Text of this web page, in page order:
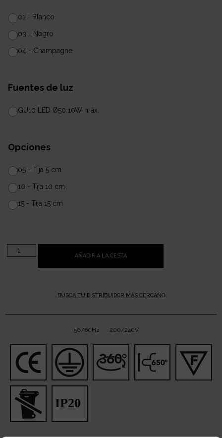
01 - Blanco
03 - Negro
04 - Champagne
Fuentes de luz
GU10 LED Ø50 10W máx.
Opciones
05 - Tija 5 cm
10 - Tija 10 cm
15 - Tija 15 cm
AÑADIR A LA CESTA
BUSCA TU DISTRIBUIDOR MÁS CERCANO
50/60Hz 200/240V